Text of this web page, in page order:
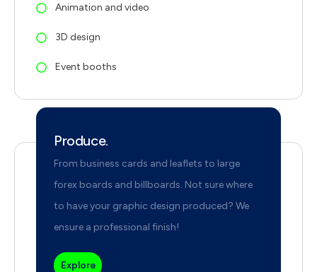
Animation and video
3D design
Event booths
Produce.
From business cards and leaflets to large
forex boards and billboards. Not sure where
to have your graphic design produced? We
ensure a professional finish!
Explore